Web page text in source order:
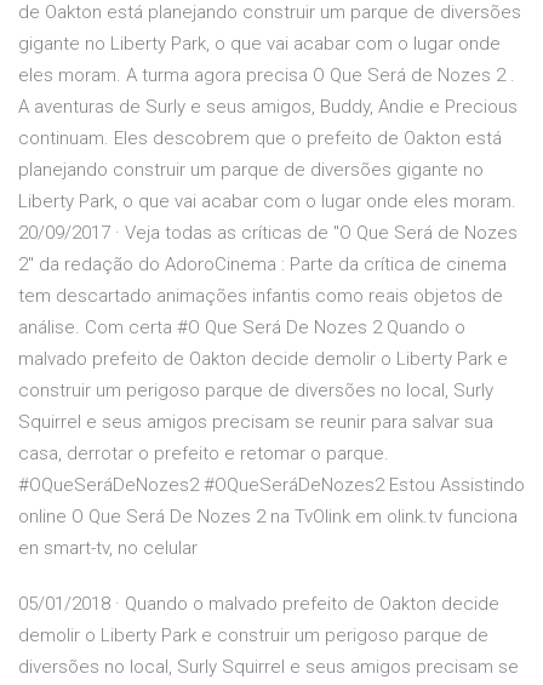
de Oakton está planejando construir um parque de diversões
gigante no Liberty Park, o que vai acabar com o lugar onde
eles moram. A turma agora precisa O Que Será de Nozes 2 .
A aventuras de Surly e seus amigos, Buddy, Andie e Precious
continuam. Eles descobrem que o prefeito de Oakton está
planejando construir um parque de diversões gigante no
Liberty Park, o que vai acabar com o lugar onde eles moram.
20/09/2017 · Veja todas as críticas de "O Que Será de Nozes
2" da redação do AdoroCinema : Parte da crítica de cinema
tem descartado animações infantis como reais objetos de
análise. Com certa #O Que Será De Nozes 2 Quando o
malvado prefeito de Oakton decide demolir o Liberty Park e
construir um perigoso parque de diversões no local, Surly
Squirrel e seus amigos precisam se reunir para salvar sua
casa, derrotar o prefeito e retomar o parque.
#OQueSeráDeNozes2 #OQueSeráDeNozes2 Estou Assistindo
online O Que Será De Nozes 2 na TvOlink em olink.tv funciona
en smart-tv, no celular
05/01/2018 · Quando o malvado prefeito de Oakton decide
demolir o Liberty Park e construir um perigoso parque de
diversões no local, Surly Squirrel e seus amigos precisam se